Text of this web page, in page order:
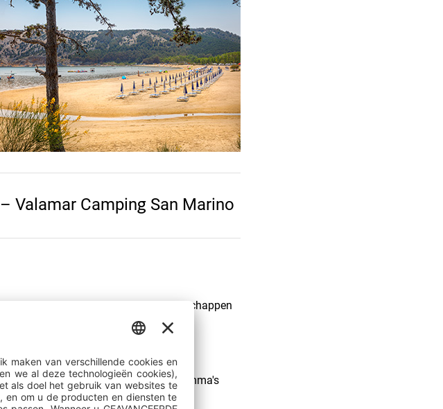
Valamar Camping San Marino
waar spelletjes, nieuwe vriendschappen
ons animatieteam.
uitgeruste kinderspeelruimte
activiteiten en dagelijkse programma's
kinderen van 3 tot 12 jaar